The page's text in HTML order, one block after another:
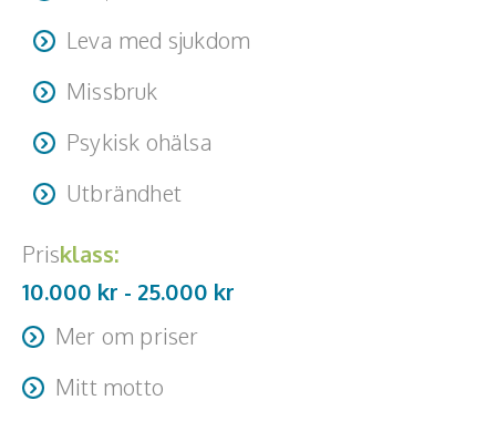
Leva med sjukdom
Missbruk
Psykisk ohälsa
Utbrändhet
Prisklass:
10.000 kr - 25.000 kr
Mer om priser
Resa + logi tillkommer
Mitt motto